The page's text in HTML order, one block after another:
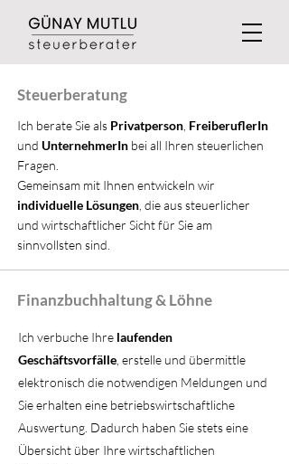
Steuerberatung
Ich berate Sie als Privatperson FreiberuflerIn
und UnternehmerIn bei all Ihren steuerlichen
Fragen.
Gemeinsam mit Ihnen entwickeln wir
individuelle Lösungen , die aus steuerlicher
und wirtschaftlicher Sicht für Sie am
sinnvollsten sind.
Finanzbuchhaltung & Löhne
Ich verbuche Ihre laufenden
Geschäftsvorfälle , erstelle und übermittle
elektronisch die notwendigen Meldungen und
Sie erhalten eine betriebswirtschaftliche
Auswertung. Dadurch haben Sie stets eine
Übersicht über Ihre wirtschaftlichen